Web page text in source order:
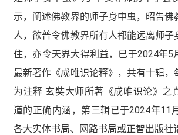
示，阐述佛教界的师子身中虫，昭告佛
人，欲普令佛教界所有人都能远离师子
住，亦令天界大得利益，已于2024年5
最新著作《成唯识论释》，共有十辑，
为注释 玄奘大师所著《成唯识论》之
道的正确内涵，第三辑已于2024年11
各大实体书局、网路书局或正智出版社